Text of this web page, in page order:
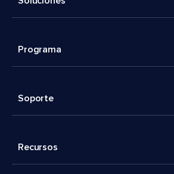
Programa
Soporte
Recursos